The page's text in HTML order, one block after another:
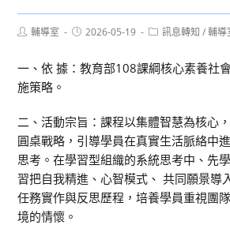
Post輔導室
Post2026-05-19
Post訊息轉知 / 輔導
一、依 據：教育部108課綱核心素養社
施策略。
二、活動宗旨：課程以集體智慧為核心
圓桌戰略，引導學員在真實生活脈絡中
思考。在學習型組織的系統思考中、先
習把自我精進、心智模式、 共同願景導
任務實作與反思歷程，培養學員重視團
境的情懷。